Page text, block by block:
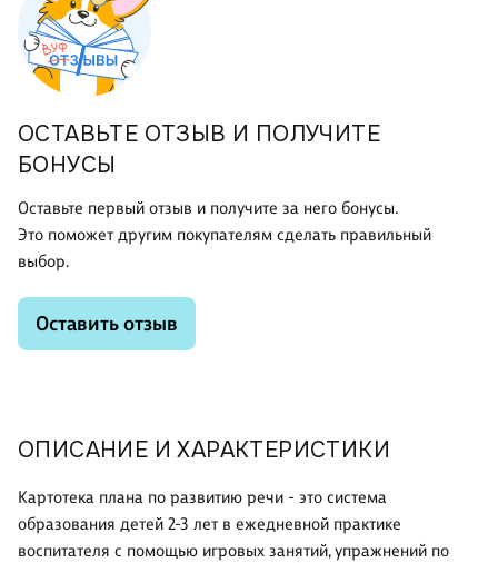
ОПИСАНИЕ И ХАРАКТЕРИСТИКИ
Картотека плана по развитию речи - это система
образования детей 2-3 лет в ежедневной практике
воспитателя с помощью игровых занятий, упражнений по
ОСТАВЬТЕ ОТЗЫВ И ПОЛУЧИТЕ
БОНУСЫ
Оставьте первый отзыв и получите за него бонусы.
Это поможет другим покупателям сделать правильный
выбор.
Оставить отзыв